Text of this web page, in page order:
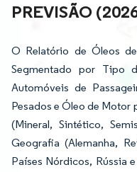
PREVISÃO
O Relatório de Óleos
Segmentado por Tipo
Automóveis de
Pesados e Óleo de Motor
(Mineral, Sintético,
Geografia (Alemanha,
Países Nórdicos, Rússia